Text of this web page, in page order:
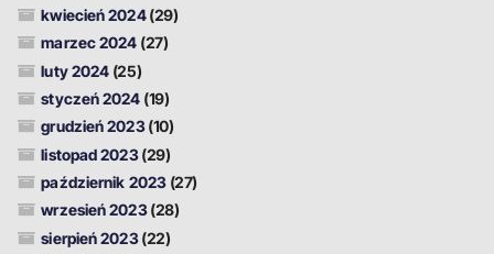
kwiecień 2024(29)
marzec 2024 (27)
luty 2024 (25)
styczeń 2024 (19)
grudzień 2023(10)
listopad 2023(29)
październik 2023(27)
wrzesień 2023(28)
sierpień 2023(22)